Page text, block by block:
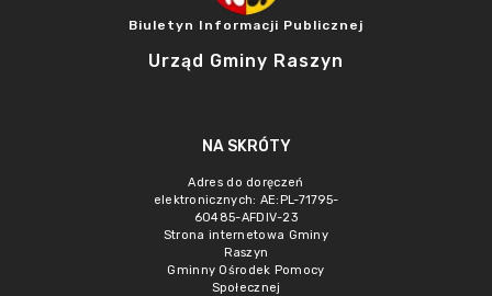
Biuletyn Informacji Publicznej
Urząd Gminy Raszyn
NA SKRÓTY
Adres do doręczeń
elektronicznych: AE:PL-71795-
60485-AFDIV-23
Strona internetowa Gminy
Raszyn
Gminny Ośrodek Pomocy
Społecznej